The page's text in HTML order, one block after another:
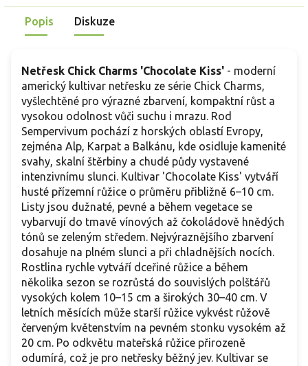
Popis Diskuze
Netřesk Chick Charms 'Chocolate Kiss' - moderní
americký kultivar netřesku ze série Chick Charms,
vyšlechtěné pro výrazné zbarvení, kompaktní růst a
vysokou odolnost vůči suchu i mrazu. Rod
Sempervivum pochází z horských oblastí Evropy,
zejména Alp, Karpat a Balkánu, kde osidluje kamenité
svahy, skalní štěrbiny a chudé půdy vystavené
intenzivnímu slunci. Kultivar 'Chocolate Kiss' vytváří
husté přízemní růžice o průměru přibližně 6–10 cm.
Listy jsou dužnaté, pevné a během vegetace se
vybarvují do tmavě vínových až čokoládově hnědých
tónů se zeleným středem. Nejvýraznějšího zbarvení
dosahuje na plném slunci a při chladnějších nocích.
Rostlina rychle vytváří dceřiné růžice a během
několika sezon se rozrůstá do souvislých polštářů
vysokých kolem 10–15 cm a širokých 30–40 cm. V
letních měsících může starší růžice vykvést růžově
červeným květenstvím na pevném stonku vysokém až
20 cm. Po odkvětu mateřská růžice přirozeně
odumírá, což je pro netřesky běžný jev. Kultivar se